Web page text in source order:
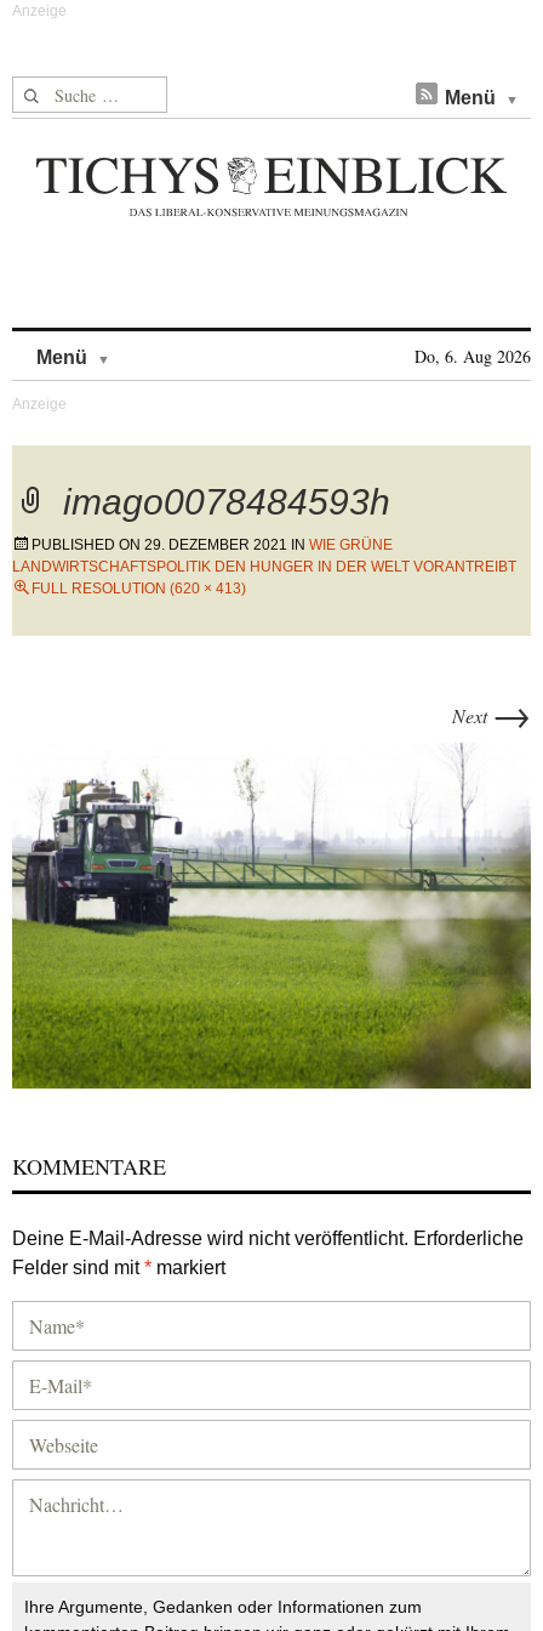
Suche nach: Menü
Menü Do, 6. Aug 2026
imago0078484593h
PUBLISHED ON 29. DEZEMBER 2021 IN WIE GRÜNE
LANDWIRTSCHAFTSPOLITIK DEN HUNGER IN DER WELT VORANTREIBT
FULL RESOLUTION (620 × 413)
Next →
KOMMENTARE
Deine E-Mail-Adresse wird nicht veröffentlicht. Erforderliche
Felder sind mit* markiert
Ihre Argumente, Gedanken oder Informationen zum